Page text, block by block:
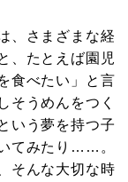
、さまざまな経
、たとえば園児
食べたい」と言
そうめんをつく
いう夢を持つ子
てみたり……。
そんな大切な時